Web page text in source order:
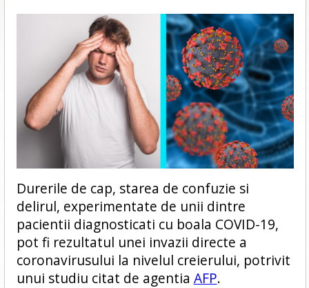
Durerile de cap, starea de confuzie si
delirul, experimentate de unii dintre
pacientii diagnosticati cu boala COVID-19,
pot fi rezultatul unei invazii directe a
coronavirusului la nivelul creierului, potrivit
unui studiu citat de agentia AFP.